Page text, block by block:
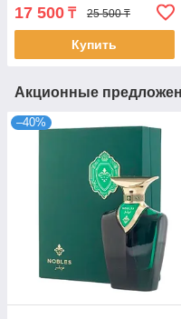
Spicebomb Infrared от
Viktor&Rolf, 100 мл)
17 500 ₸ 25 500 ₸
Купить
Акционные
–40%